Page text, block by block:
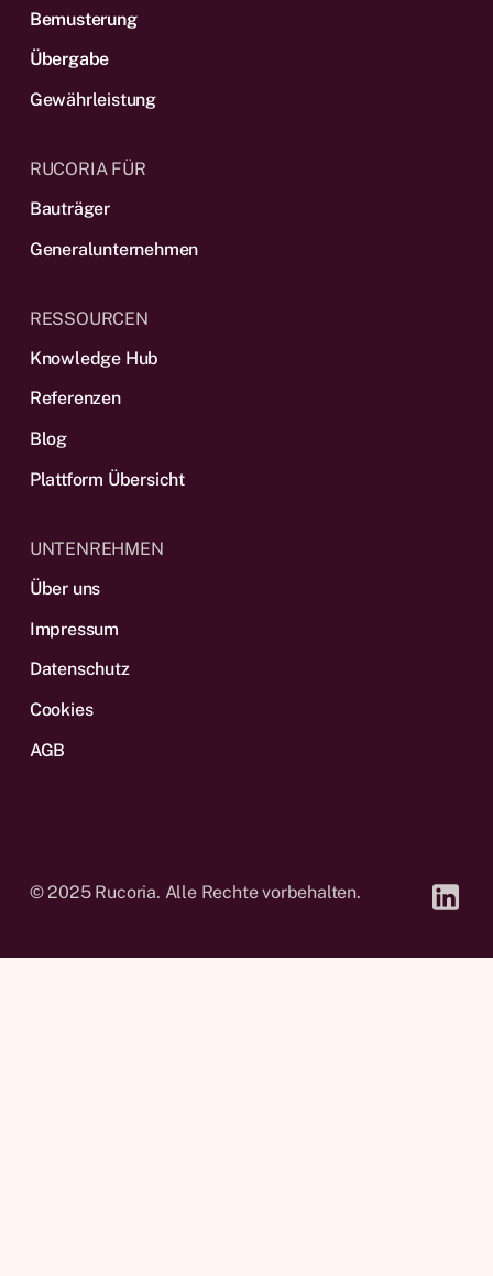
Bemusterung
Übergabe
Gewährleistung
RUCORIA FÜR
Bauträger
Generalunternehmen
RESSOURCEN
Knowledge Hub
Referenzen
Blog
Plattform Übersicht
UNTENREHMEN
Über uns
Impressum
Datenschutz
Cookies
AGB
© 2025 Rucoria. Alle Rechte vorbehalten.